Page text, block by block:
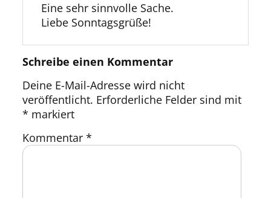
Eine sehr sinnvolle Sache.
Liebe Sonntagsgrüße!
Schreibe einen Kommentar
Deine E-Mail-Adresse wird nicht
veröffentlicht. Erforderliche Felder sind mit
* markiert
Kommentar*